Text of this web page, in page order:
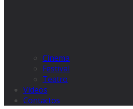
Cinema
Festival
Teatro
Videos
Contactos